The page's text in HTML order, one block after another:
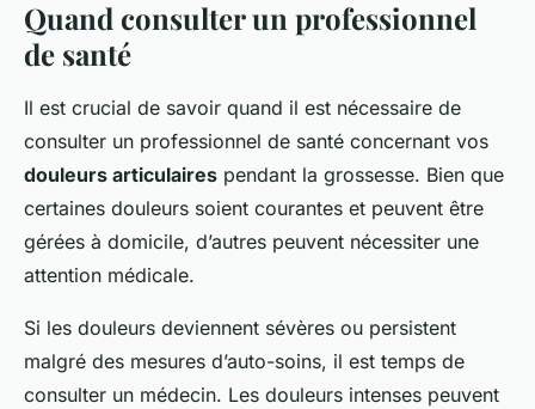
Quand consulter un professionnel
de santé
Il est crucial de savoir quand il est nécessaire de
consulter un professionnel de santé concernant vos
douleurs articulaires pendant la grossesse. Bien que
certaines douleurs soient courantes et peuvent être
gérées à domicile, d’autres peuvent nécessiter une
attention médicale.
Si les douleurs deviennent sévères ou persistent
malgré des mesures d’auto-soins, il est temps de
consulter un médecin. Les douleurs intenses peuvent